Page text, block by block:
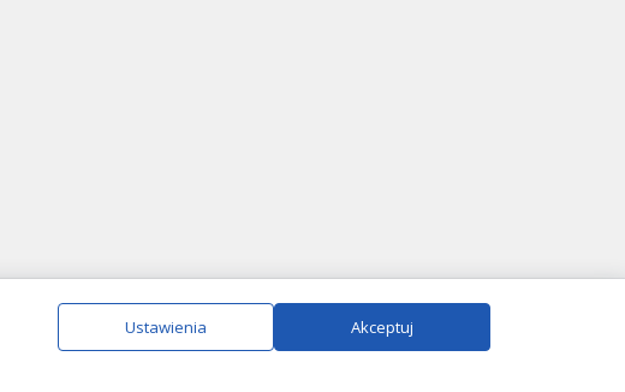
Ustawienia Akceptuj